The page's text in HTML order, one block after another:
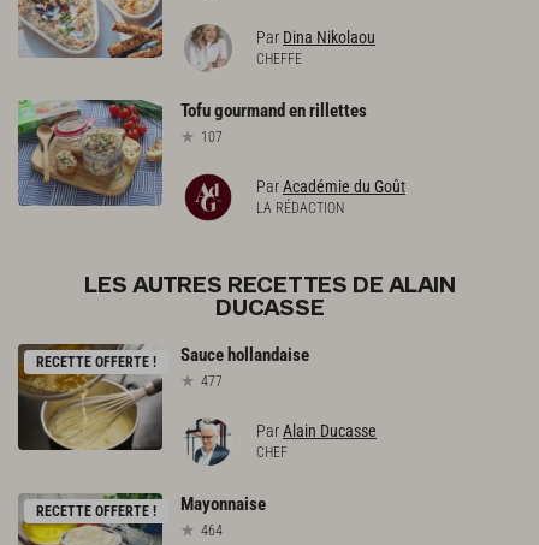
Par Dina Nikolaou
CHEFFE
Tofugourmand enrillettes
107
ParAcadémie du Goût
LA RÉDACTION
LES AUTRES RECETTES DE ALAIN
DUCASSE
RECETTE OFFERTE ! Sauce hollandaise
477
ParAlain Ducasse
CHEF
RECETTE OFFERTE ! Mayonnaise
464